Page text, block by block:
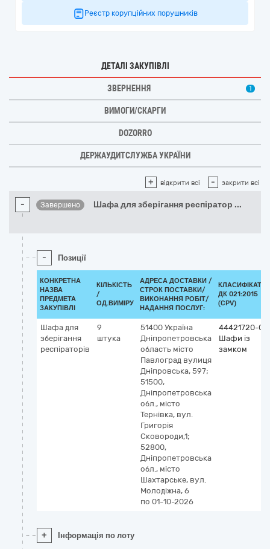
Реєстр корупційних порушників
ДЕТАЛІ ЗАКУПІВЛІ
ЗВЕРНЕННЯ 1
ВИМОГИ/СКАРГИ
DOZORRO
ДЕРЖАУДИТСЛУЖБА УКРАЇНИ
+ відкрити всі - закрити всі
- Завершено Шафа для зберігання респіратор ...
- Позиції
КОНКРЕТНА
НАЗВА
ПРЕДМЕТА
ЗАКУПІВЛІ
КІЛЬКІСТЬ
/
ОД.ВИМІРУ
АДРЕСА ДОСТАВКИ /
СТРОК ПОСТАВКИ/
ВИКОНАННЯ РОБІТ/
НАДАННЯ ПОСЛУГ:
ДК 021:2015
(CPV)
Шафа для
зберігання
респіраторів
9
штука
51400 Україна
Дніпропетровська
область місто
Павлоград вулиця
Дніпровська, 597;
51500,
Дніпропетровська
обл., місто
Тернівка, вул.
Григорія
Сковороди,1;
52800,
Дніпропетровська
обл., місто
Шахтарське, вул.
Молодіжна, 6
по 01-10-2026
44421720-0
Шафи із
замком
+ Інформація по лоту